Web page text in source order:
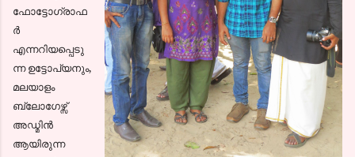
ഫോട്ടോഗ്രാഫ
ര്‍
എന്നറിയപ്പെടു
ന്ന ഉട്ടോപ്യനും,
മലയാളം
ബ്ലോഗേഴ്സ്
അഡ്മിന്‍
ആയിരുന്ന